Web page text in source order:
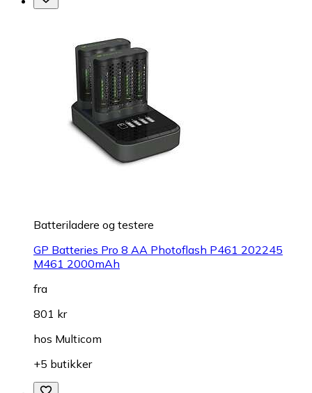
Batteriladere og testere
GP Batteries Pro 8 AA Photoflash P461 202245
M461 2000mAh
fra
801 kr
hos Multicom
+5 butikker